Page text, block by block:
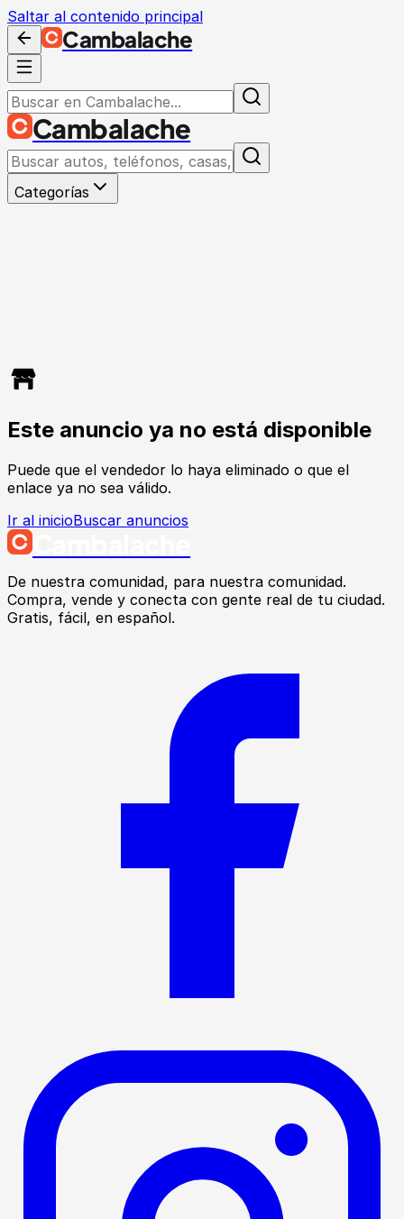
Saltar al contenido principal
Cambalache
Cambalache
Categorías
Este anuncio ya no está disponible
Puede que el vendedor lo haya eliminado o que el
enlace ya no sea válido.
Ir al inicioBuscar anuncios
De nuestra comunidad, para nuestra comunidad.
Compra, vende y conecta con gente real de tu ciudad.
Gratis, fácil, en español.